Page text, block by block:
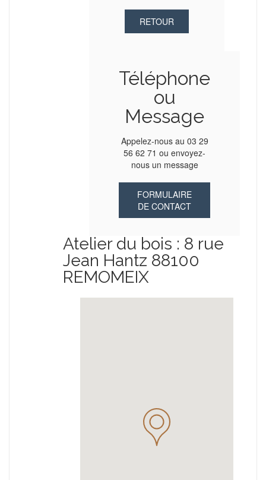
RETOUR
Téléphone
ou
Message
Appelez-nous au 03 29
56 62 71 ou envoyez-
nous un message
FORMULAIRE
DE CONTACT
Atelier du bois : 8 rue
Jean Hantz 88100
REMOMEIX